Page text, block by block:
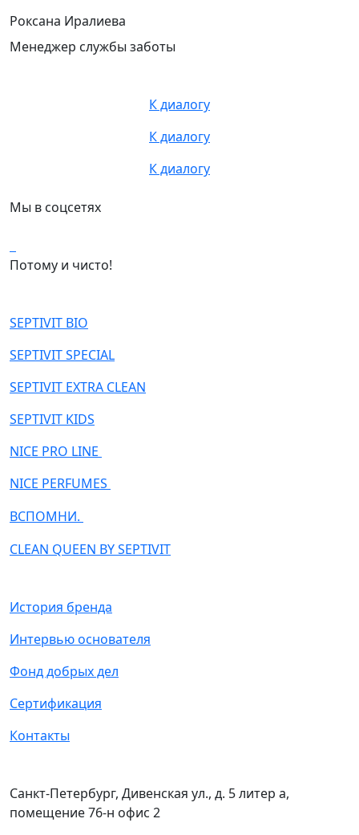
Роксана Иралиева
Менеджер службы заботы
К диалогу
К диалогу
К диалогу
Мы в соцсетях
Потому и чисто!
SEPTIVIT BIO
SEPTIVIT SPECIAL
SEPTIVIT EXTRA CLEAN
SEPTIVIT KIDS
NICE PRO LINE
NICE PERFUMES
ВСПОМНИ.
CLEAN QUEEN BY SEPTIVIT
История бренда
Интервью основателя
Фонд добрых дел
Сертификация
Контакты
Санкт-Петербург, Дивенская ул., д. 5 литер а,
помещение 76-н офис 2